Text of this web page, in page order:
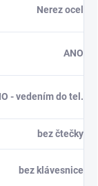
Nerez ocel
ANO
- vedením do tel.
bez čtečky
bez klávesnice